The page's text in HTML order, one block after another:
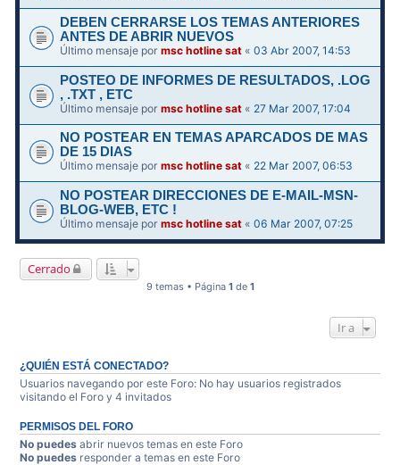
DEBEN CERRARSE LOS TEMAS ANTERIORES
ANTES DE ABRIR NUEVOS
Último mensaje pormsc hotline sat «03 Abr 2007, 14:53
POSTEO DE INFORMES DE RESULTADOS, .LOG
, .TXT , ETC
Último mensaje pormsc hotline sat « 27 Mar 2007, 17:04
NO POSTEAR EN TEMAS APARCADOS DE MAS
DE 15 DIAS
Último mensaje pormsc hotline sat « 22 Mar 2007, 06:53
NO POSTEAR DIRECCIONES DE E-MAIL-MSN-
BLOG-WEB, ETC !
Último mensaje pormsc hotline sat «06 Mar 2007, 07:25
Cerrado
9 temas • Página 1 de 1
Ir a
¿QUIÉN ESTÁ CONECTADO?
Usuarios navegando por este Foro: No hay usuarios registrados
visitando el Foro y 4 invitados
PERMISOS DEL FORO
No puedes abrir nuevos temas en este Foro
No puedes responder a temas en este Foro